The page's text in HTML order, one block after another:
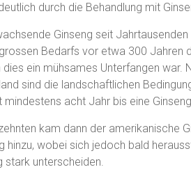
durch die Behandlung mit
Ginseng seit
Bedarfs vor etwa 300 Jahren
ein mühsames Unterfangen war.
sind die landschaftlichen
acht Jahr bis eine
kam dann der amerikanische
hinzu, wobei sich jedoch bald
stark unterscheiden.